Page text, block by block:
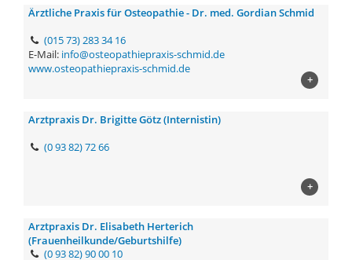
Ärztliche Praxis für Osteopathie - Dr. med. Gordian Schmid
+
(015 73) 283 34 16
E-Mail: info@osteopathiepraxis-schmid.de
www.osteopathiepraxis-schmid.de
Arztpraxis Dr. Brigitte Götz (Internistin)
+
(0 93 82) 72 66
Arztpraxis Dr. Elisabeth Herterich
(Frauenheilkunde/Geburtshilfe)
(0 93 82) 90 00 10